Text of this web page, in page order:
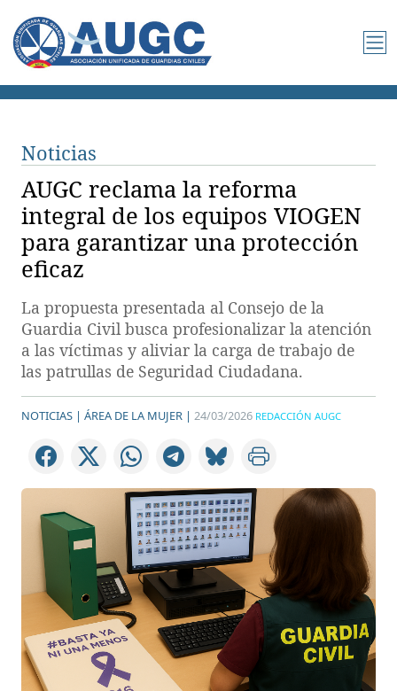
Noticias
AUGC reclama la reforma
integral de los equipos VIOGEN
para garantizar una protección
eficaz
La propuesta presentada al Consejo de la
Guardia Civil busca profesionalizar la atención
a las víctimas y aliviar la carga de trabajo de
las patrullas de Seguridad Ciudadana.
NOTICIAS | ÁREA DE LA MUJER | 24/03/2026 REDACCIÓN AUGC